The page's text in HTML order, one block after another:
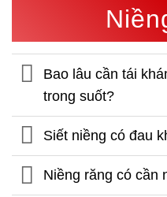
Bao lâu cần tái
trong suốt?
Siết niềng có đau
Niềng răng có cần